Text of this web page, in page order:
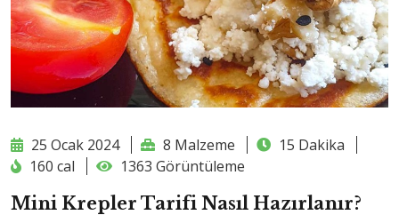
25 Ocak 2024 8 Malzeme
15 Dakika
160 cal
1363 Görüntüleme
Mini Krepler Tarifi Nasıl Hazırlanır?